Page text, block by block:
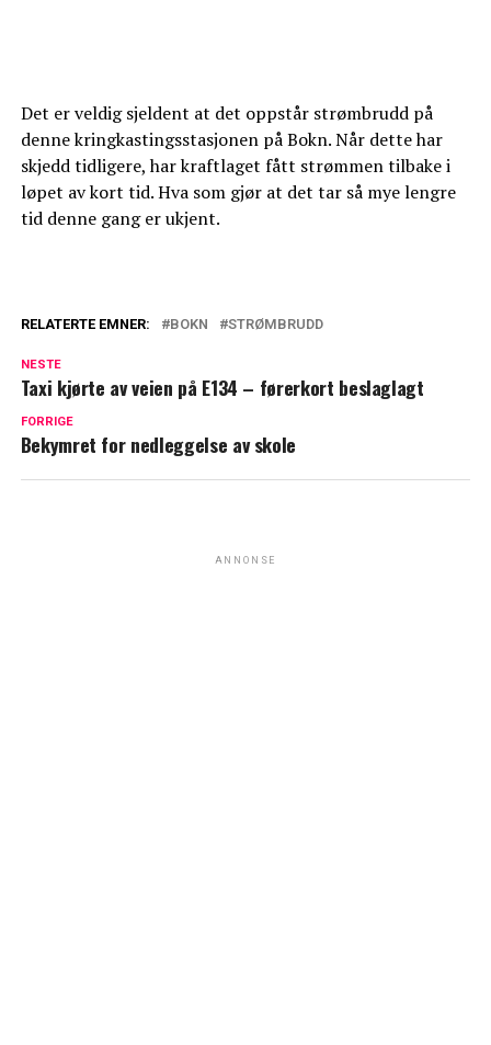
Det er veldig sjeldent at det oppstår strømbrudd på
denne kringkastingsstasjonen på Bokn. Når dette har
skjedd tidligere, har kraftlaget fått strømmen tilbake i
løpet av kort tid. Hva som gjør at det tar så mye lengre
tid denne gang er ukjent.
RELATERTE EMNER: BOKN STRØMBRUDD
NESTE
Taxi kjørte av veien på E134 – førerkort beslaglagt
FORRIGE
Bekymret for nedleggelse av skole
ANNONSE